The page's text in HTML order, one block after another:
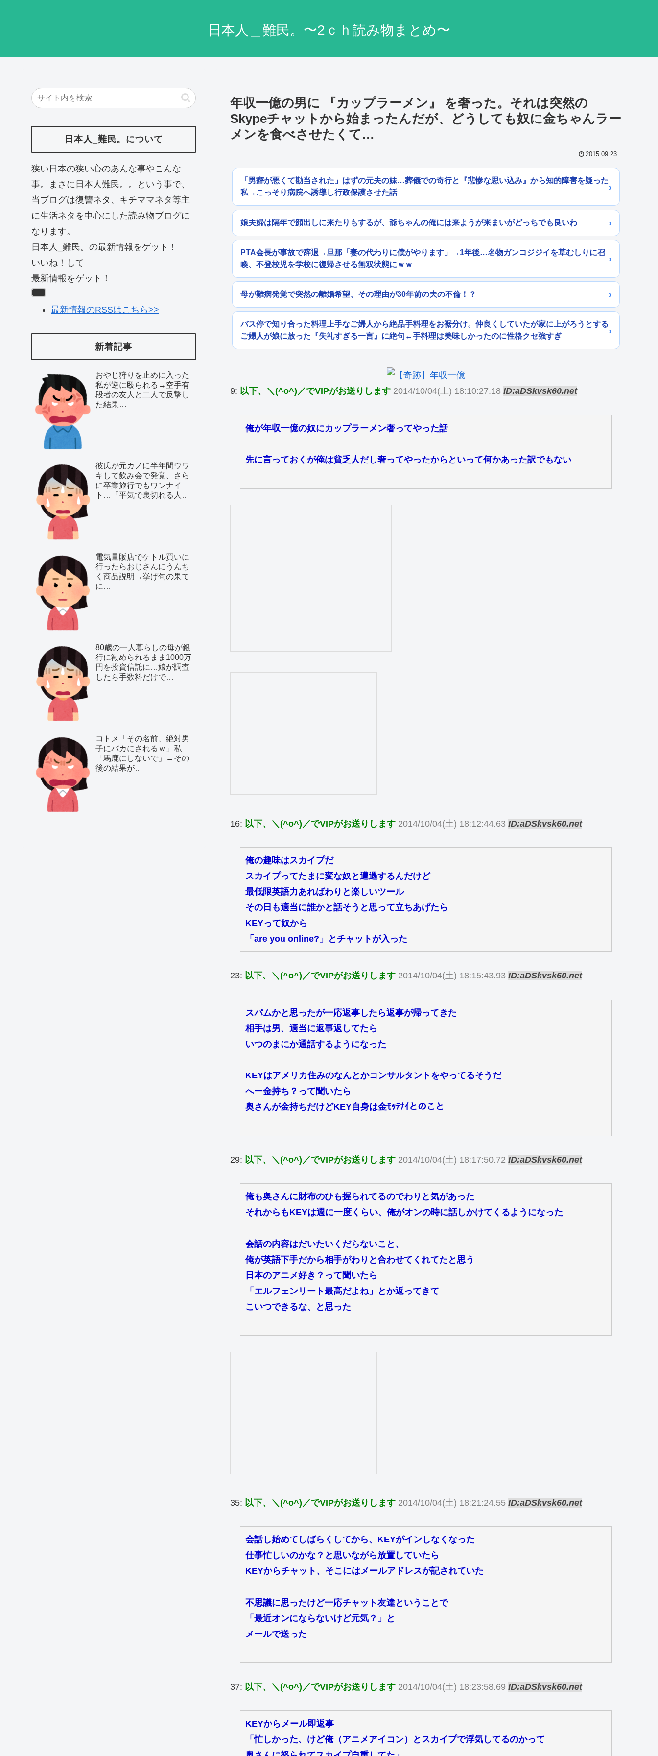
日本人＿難民。〜2ｃｈ読み物まとめ〜
年収一億の男に 『カップラーメン』 を奢った。それは突然の
Skypeチャットから始まったんだが、どうしても奴に金ちゃんラー
メンを食べさせたくて…
2015.09.23
「男癖が悪くて勘当された」はずの元夫の妹…葬儀での奇行と『悲惨な思い込み』から知的障害を疑った
私→こっそり病院へ誘導し行政保護させた話
娘夫婦は隔年で顔出しに来たりもするが、爺ちゃんの俺には来ようが来まいがどっちでも良いわ
PTA会長が事故で辞退→旦那「妻の代わりに僕がやります」→1年後…名物ガンコジジイを草むしりに召
喚、不登校児を学校に復帰させる無双状態にｗｗ
母が難病発覚で突然の離婚希望、その理由が30年前の夫の不倫！？
バス停で知り合った料理上手なご婦人から絶品手料理をお裾分け。仲良くしていたが家に上がろうとする
ご婦人が娘に放った『失礼すぎる一言』に絶句←手料理は美味しかったのに性格クセ強すぎ
9: 以下、＼(^o^)／でVIPがお送りします 2014/10/04(土) 18:10:27.18 ID:aDSkvsk60.net
俺が年収一億の奴にカップラーメン奢ってやった話
先に言っておくが俺は貧乏人だし奢ってやったからといって何かあった訳でもない
16: 以下、＼(^o^)／でVIPがお送りします 2014/10/04(土) 18:12:44.63 ID:aDSkvsk60.net
俺の趣味はスカイプだ
スカイプってたまに変な奴と遭遇するんだけど
最低限英語力あればわりと楽しいツール
その日も適当に誰かと話そうと思って立ちあげたら
KEYって奴から
「are you online?」とチャットが入った
23: 以下、＼(^o^)／でVIPがお送りします 2014/10/04(土) 18:15:43.93 ID:aDSkvsk60.net
スパムかと思ったが一応返事したら返事が帰ってきた
相手は男、適当に返事返してたら
いつのまにか通話するようになった
KEYはアメリカ住みのなんとかコンサルタントをやってるそうだ
へー金持ち？って聞いたら
奥さんが金持ちだけどKEY自身は金ﾓｯﾃﾅｲとのこと
29: 以下、＼(^o^)／でVIPがお送りします 2014/10/04(土) 18:17:50.72 ID:aDSkvsk60.net
俺も奥さんに財布のひも握られてるのでわりと気があった
それからもKEYは週に一度くらい、俺がオンの時に話しかけてくるようになった
会話の内容はだいたいくだらないこと、
俺が英語下手だから相手がわりと合わせてくれてたと思う
日本のアニメ好き？って聞いたら
「エルフェンリート最高だよね」とか返ってきて
こいつできるな、と思った
35: 以下、＼(^o^)／でVIPがお送りします 2014/10/04(土) 18:21:24.55 ID:aDSkvsk60.net
会話し始めてしばらくしてから、KEYがインしなくなった
仕事忙しいのかな？と思いながら放置していたら
KEYからチャット、そこにはメールアドレスが記されていた
不思議に思ったけど一応チャット友達ということで
「最近オンにならないけど元気？」と
メールで送った
37: 以下、＼(^o^)／でVIPがお送りします 2014/10/04(土) 18:23:58.69 ID:aDSkvsk60.net
KEYからメール即返事
「忙しかった、けど俺（アニメアイコン）とスカイプで浮気してるのかって
日本人_難民。について
狭い日本の狭い心のあんな事やこんな
事。まさに日本人難民。。という事で、
当ブログは復讐ネタ、キチママネタ等主
に生活ネタを中心にした読み物ブログに
なります。
日本人_難民。の最新情報をゲット！
いいね！して
最新情報をゲット！
最新情報のRSSはこちら>>
新着記事
おやじ狩りを止めに入った
私が逆に殴られる→空手有
段者の友人と二人で反撃し
た結果…
彼氏が元カノに半年間ウワ
キして飲み会で発覚、さら
に卒業旅行でもワンナイ
ト…「平気で裏切れる人種
電気量販店でケトル買いに
行ったらおじさんにうんち
く商品説明→挙げ句の果て
に…
80歳の一人暮らしの母が銀
行に勧められるまま1000万
円を投資信託に…娘が調査
したら手数料だけで…
コトメ「その名前、絶対男
子にバカにされるｗ」私
「馬鹿にしないで」→その
後の結果が…